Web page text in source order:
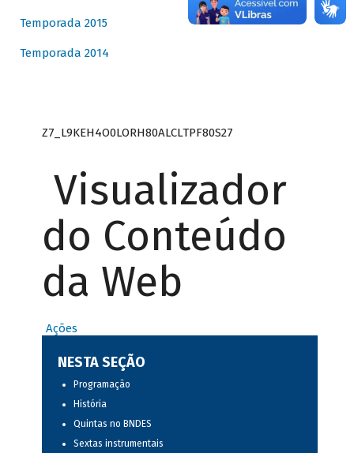
Temporada 2015
Temporada 2014
Z7_L9KEH4O0LORH80ALCLTPF80S27
Visualizador
do Conteúdo
da Web
Ações
NESTA SEÇÃO
Programação
História
Quintas no BNDES
Sextas instrumentais